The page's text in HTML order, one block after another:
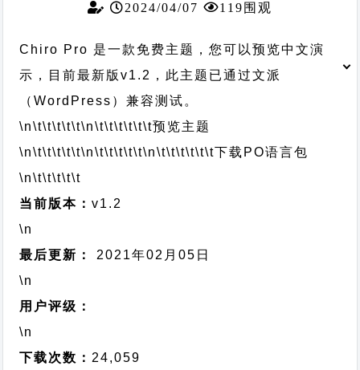
2024/04/07 119围观
Chiro Pro 是一款免费主题，您可以预览中文演
示，目前最新版v1.2，此主题已通过文派
（WordPress）兼容测试。
\n\t\t\t\t\t\n\t\t\t\t\t\t预览主题
\n\t\t\t\t\t\n\t\t\t\t\t\n\t\t\t\t\t\t下载PO语言包
\n\t\t\t\t\t
当前版本：v1.2
\n
最后更新：
2021年02月05日
\n
用户评级：
\n
下载次数： 24,059